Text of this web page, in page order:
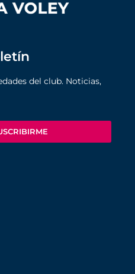
del club. Noticias,